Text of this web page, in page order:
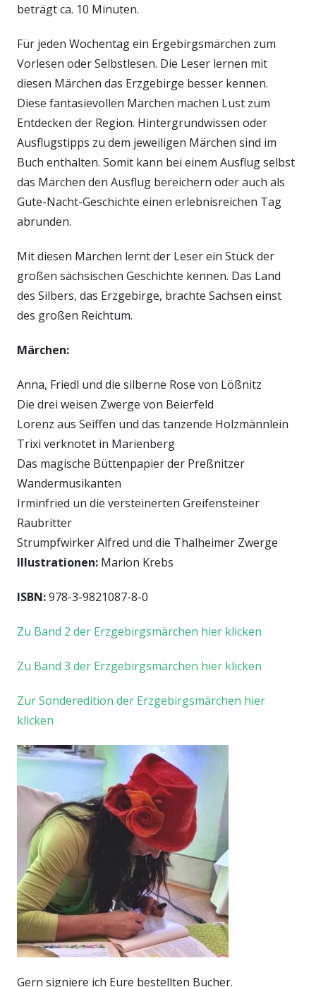
beträgt ca. 10 Minuten.
Für jeden Wochentag ein Ergebirgsmärchen zum
Vorlesen oder Selbstlesen. Die Leser lernen mit
diesen Märchen das Erzgebirge besser kennen.
Diese fantasievollen Märchen machen Lust zum
Entdecken der Region. Hintergrundwissen oder
Ausflugstipps zu dem jeweiligen Märchen sind im
Buch enthalten. Somit kann bei einem Ausflug selbst
das Märchen den Ausflug bereichern oder auch als
Gute-Nacht-Geschichte einen erlebnisreichen Tag
abrunden.
Mit diesen Märchen lernt der Leser ein Stück der
großen sächsischen Geschichte kennen. Das Land
des Silbers, das Erzgebirge, brachte Sachsen einst
des großen Reichtum.
Märchen:
Anna, Friedl und die silberne Rose von Lößnitz
Die drei weisen Zwerge von Beierfeld
Lorenz aus Seiffen und das tanzende Holzmännlein
Trixi verknotet in Marienberg
Das magische Büttenpapier der Preßnitzer
Wandermusikanten
Irminfried un die versteinerten Greifensteiner
Raubritter
Strumpfwirker Alfred und die Thalheimer Zwerge
Illustrationen: Marion Krebs
ISBN:978-3-9821087-8-0
Zu Band 2 der Erzgebirgsmärchen hier klicken
Zu Band 3 der Erzgebirgsmärchen hier klicken
Zur Sonderedition der Erzgebirgsmärchen hier
klicken
Gern signiere ich Eure bestellten Bücher.